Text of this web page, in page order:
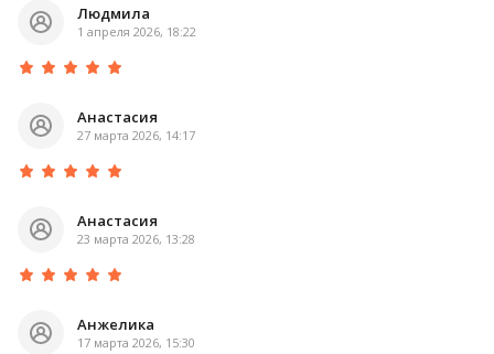
Людмила
1 апреля 2026, 18:22
Анастасия
27 марта 2026, 14:17
Анастасия
23 марта 2026, 13:28
Анжелика
17 марта 2026, 15:30